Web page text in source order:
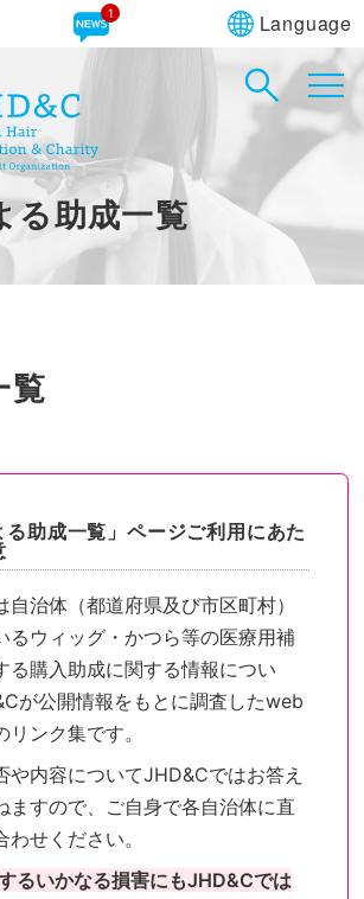
青 黒
んご
Language
る助成一覧
覧
る助成一覧」ページご利用にあた
自治体（都道府県及び市区町村）
るウィッグ・かつら等の医療用補
る購入助成に関する情報につい
が公開情報をもとに調査したweb
リンク集です。
や内容についてJHD&Cではお答え
ますので、ご自身で各自治体に直
わせください。
るいかなる損害にもJHD&Cでは